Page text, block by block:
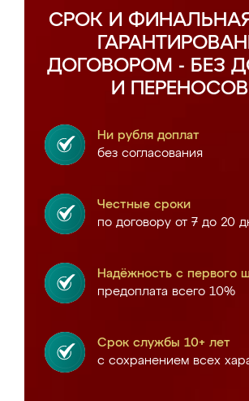
СРОК И
ДОГОВОРОМ - БЕЗ
И ПЕРЕНОСОВ
Ни рубля доплат
без согласования
Честные сроки
по договору от 7 до 20
Надёжность с первого
предоплата всего 10%
Срок службы 10+ лет
с сохранением всех